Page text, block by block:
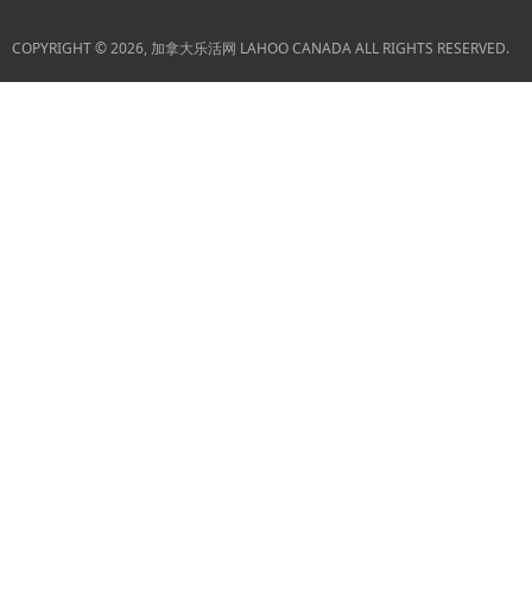
COPYRIGHT © 2026, 加拿大乐活网 LAHOO CANADA ALL RIGHTS RESERVED.